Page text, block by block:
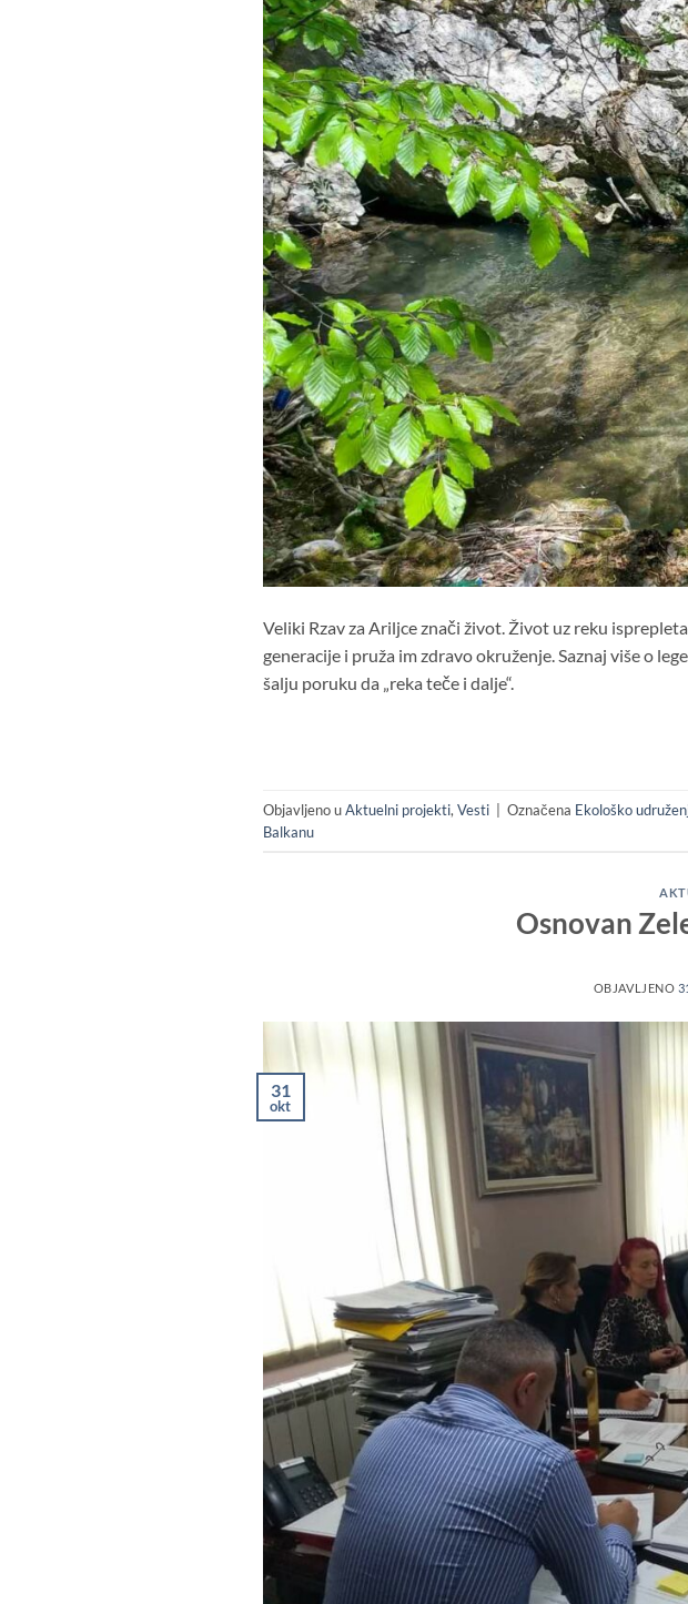
Veliki Rzav za Ariljce znači život. Život uz reku
generacije i pruža im zdravo okruženje. Saznaj više o
šalju poruku da „reka teče i dalje“.
Objavljeno uAktuelni projekti, Vesti Označena Ekološko
Balkanu
Osnovan
OBJAVLJENO
31
okt